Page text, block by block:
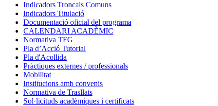
Indicadors Troncals Comuns
Indicadors Titulació
Documentació oficial del programa
CALENDARI ACADÈMIC
Normativa TFG
Pla d’Acció Tutorial
Pla d'Acollida
Pràctiques externes / professionals
Mobilitat
Institucions amb convenis
Normativa de Trasllats
Sol·licituds acadèmiques i certificats